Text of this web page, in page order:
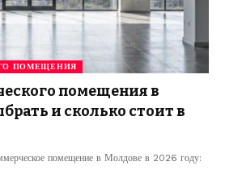
ПОМЕЩЕНИЯ
помещения в
и сколько стоит в
помещение в Молдове в 2026 году: